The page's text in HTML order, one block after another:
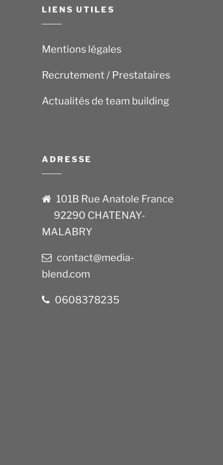
LIENS UTILES
Mentions légales
Recrutement / Prestataires
Actualités de team building
ADRESSE
101B Rue Anatole France
92290 CHATENAY-
MALABRY
contact@media-
blend.com
0608378235